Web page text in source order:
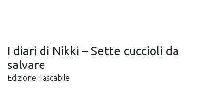
I diari di Nikki – Sette cuccioli da
salvare
Edizione Tascabile